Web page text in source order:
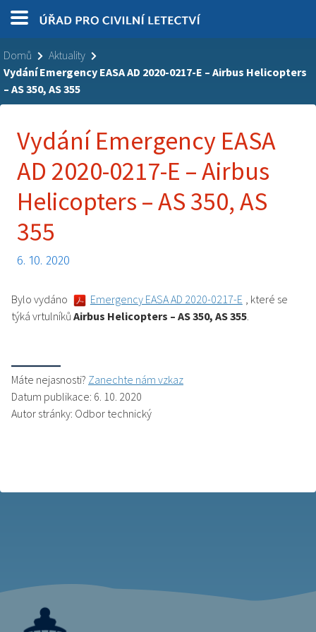
Domů
Aktuality
Vydání Emergency EASA AD 2020-0217-E – Airbus Helicopters
– AS 350, AS 355
Vydání Emergency EASA
AD 2020-0217-E – Airbus
Helicopters – AS 350, AS
355
6. 10. 2020
Bylo vydáno Emergency EASA AD 2020-0217-E , které se
týká vrtulníků Airbus Helicopters – AS 350, AS 355.
Máte nejasnosti? Zanechte nám vzkaz
Datum publikace: 6. 10. 2020
Autor stránky: Odbor technický